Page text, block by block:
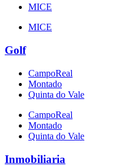
MICE
MICE
Golf
CampoReal
Montado
Quinta do Vale
CampoReal
Montado
Quinta do Vale
Inmobiliaria